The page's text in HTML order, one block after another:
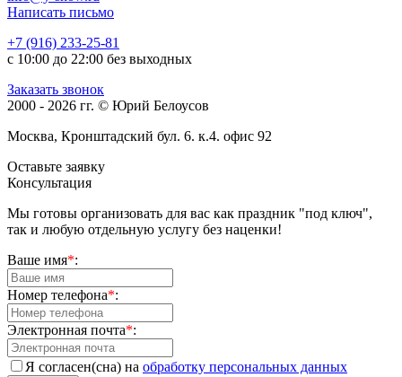
Написать письмо
+7 (916) 233-25-81
с 10:00 до 22:00 без выходных
Заказать звонок
2000 - 2026 гг. © Юрий Белоусов
Москва, Кронштадский бул. 6. к.4. офис 92
Оставьте заявку
Консультация
Мы готовы организовать для вас как праздник "под ключ",
так и любую отдельную услугу без наценки!
Ваше имя*:
Номер телефона*:
Электронная почта*:
Я согласен(сна) на обработку персональных данных